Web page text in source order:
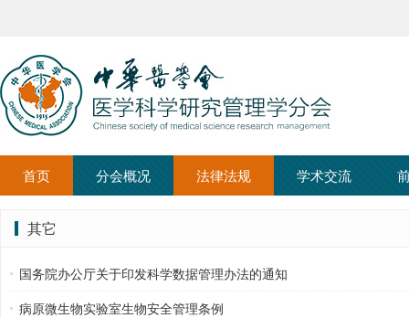
首页 分会概况 法律法规 学术交流
其它
国务院办公厅关于印发科学数据管理办法的通知
病原微生物实验室生物安全管理条例